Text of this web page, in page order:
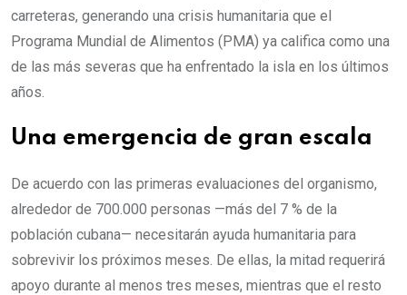
carreteras, generando una crisis humanitaria que el
Programa Mundial de Alimentos (PMA) ya califica como una
de las más severas que ha enfrentado la isla en los últimos
años.
Una emergencia de gran escala
De acuerdo con las primeras evaluaciones del organismo,
alrededor de 700.000 personas —más del 7 % de la
población cubana— necesitarán ayuda humanitaria para
sobrevivir los próximos meses. De ellas, la mitad requerirá
apoyo durante al menos tres meses, mientras que el resto